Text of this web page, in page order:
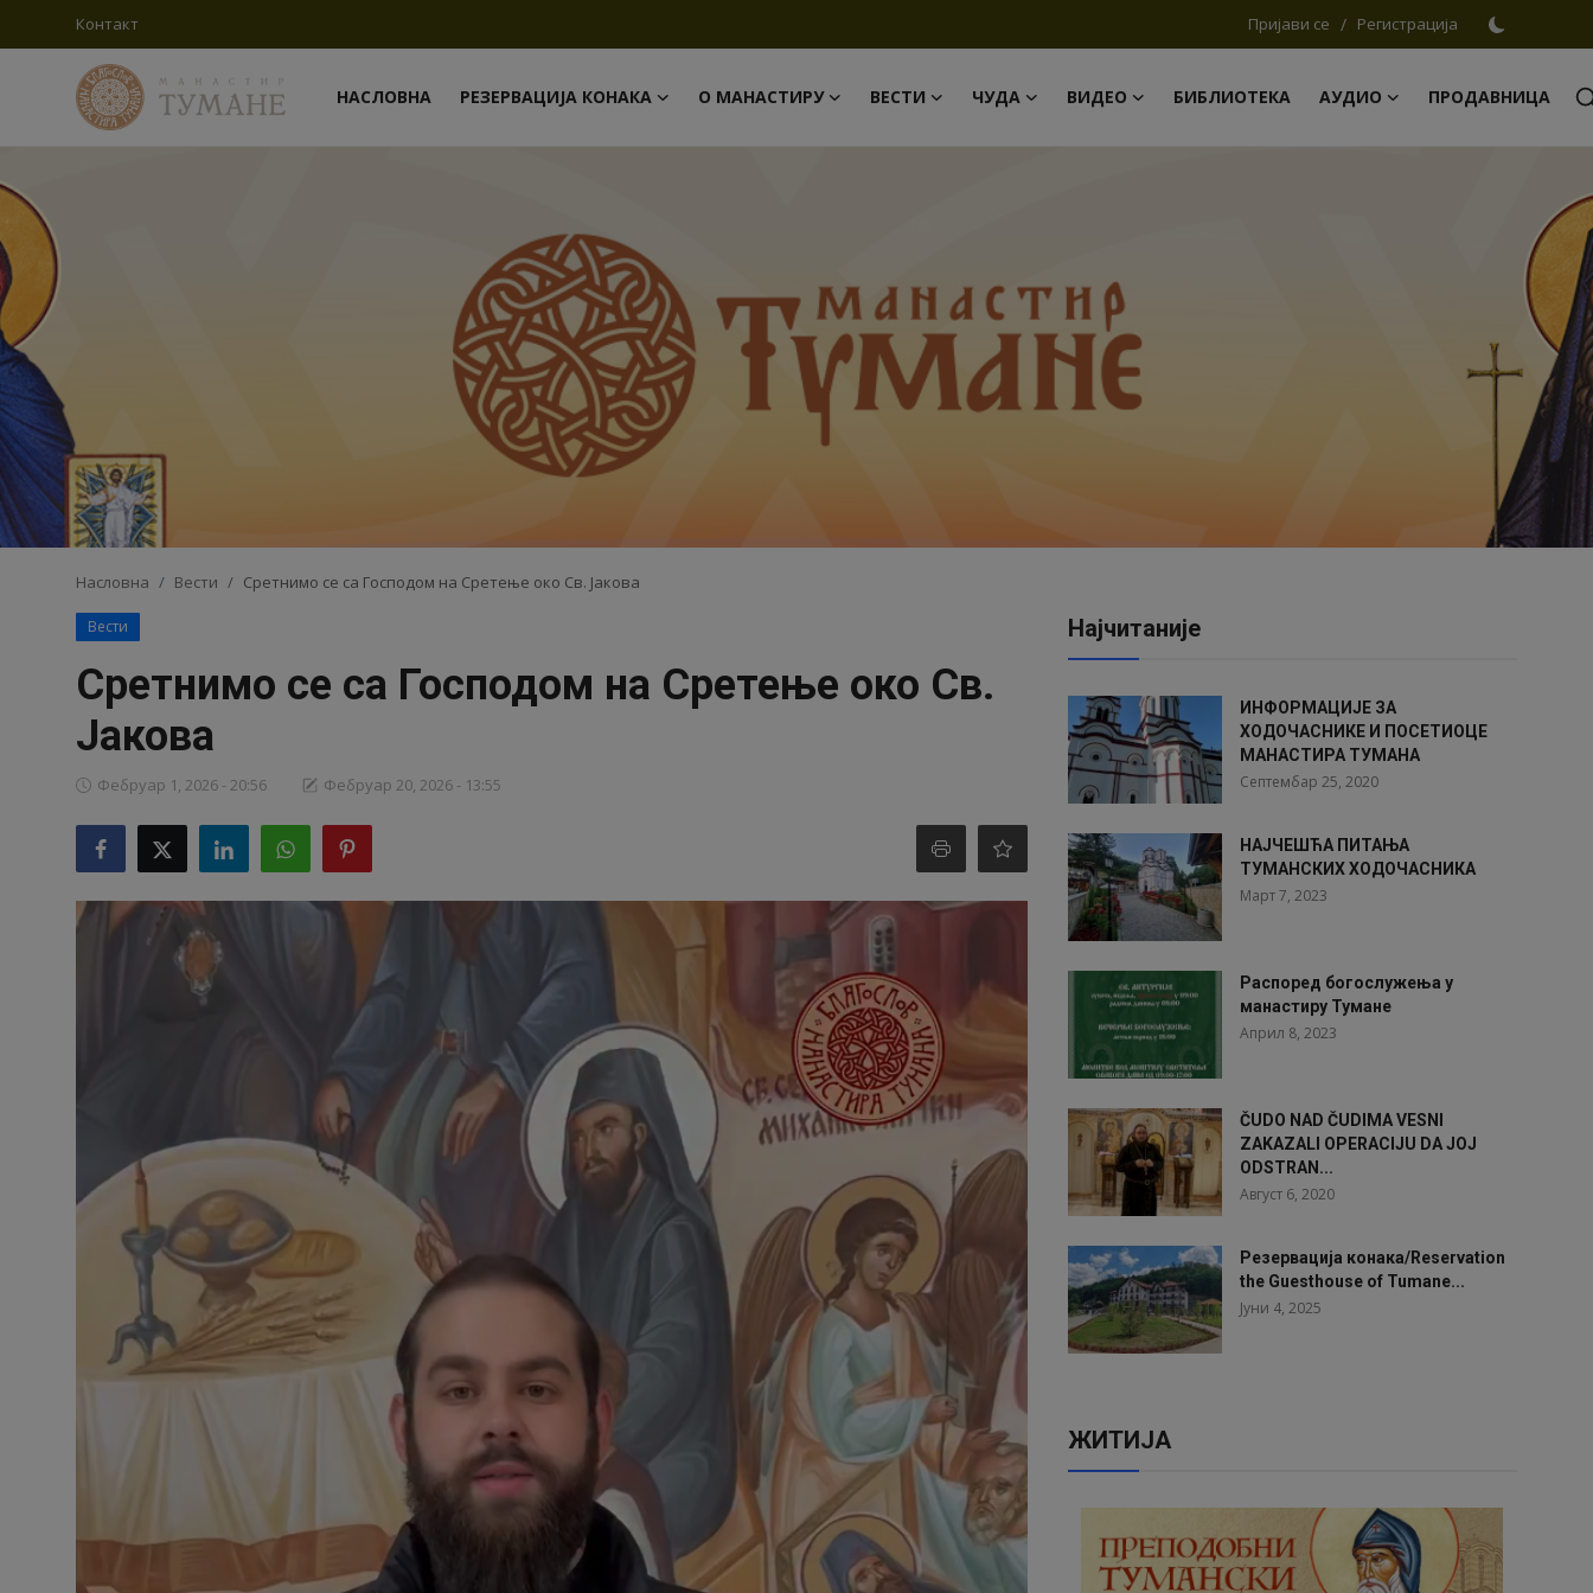
Контакт Пријави се / Регистрација
НАСЛОВНА РЕЗЕРВАЦИЈА КОНАКА О МАНАСТИРУ ВЕСТИ ЧУДА ВИДЕО БИБЛИОТЕКА АУДИО
ПРОДАВНИЦА
Пријави
Насловна
Контакт
Резервација конака
О манастиру
Вести
Чуда
Библиотека
Продавница
Насловна Вести Сретнимо се са Господом на Сретење око Св. Јакова
Вести
Сретнимо се са Господом на Сретење око Св.
Јакова
Фебруар 1, 2026 - 20:56 Фебруар 20, 2026 - 13:55
Најчитаније
ИНФОРМАЦИЈЕ ЗА
ХОДОЧАСНИКЕ И ПОСЕТИОЦЕ
МАНАСТИРА ТУМАНА
Септембар 25, 2020
НАЈЧЕШЋА ПИТАЊА
ТУМАНСКИХ ХОДОЧАСНИКА
Март 7, 2023
Распоред богослужења у
манастиру Тумане
Април 8, 2023
ČUDO NAD ČUDIMA VESNI
ZAKAZALI OPERACIJU DA JOJ
ODSTRAN...
Август 6, 2020
Резервација конака/Reservation
the Guesthouse of Tumane...
Јуни 4, 2025
ЖИТИЈА